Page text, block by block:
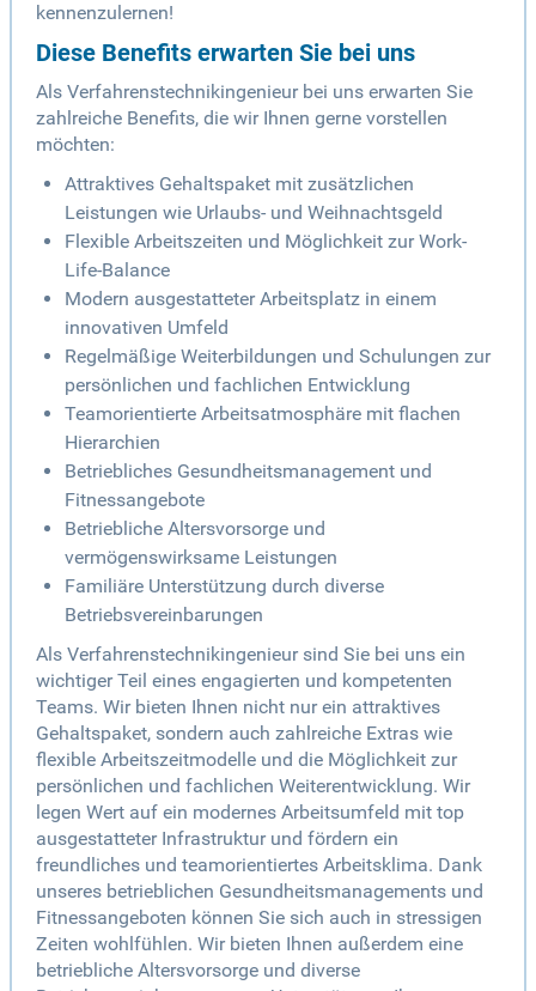
kennenzulernen!
Diese Benefits erwarten Sie bei uns
Als Verfahrenstechnikingenieur bei uns erwarten Sie
zahlreiche Benefits, die wir Ihnen gerne vorstellen
möchten:
Attraktives Gehaltspaket mit zusätzlichen
Leistungen wie Urlaubs- und Weihnachtsgeld
Flexible Arbeitszeiten und Möglichkeit zur Work-
Life-Balance
Modern ausgestatteter Arbeitsplatz in einem
innovativen Umfeld
Regelmäßige Weiterbildungen und Schulungen zur
persönlichen und fachlichen Entwicklung
Teamorientierte Arbeitsatmosphäre mit flachen
Hierarchien
Betriebliches Gesundheitsmanagement und
Fitnessangebote
Betriebliche Altersvorsorge und
vermögenswirksame Leistungen
Familiäre Unterstützung durch diverse
Betriebsvereinbarungen
Als Verfahrenstechnikingenieur sind Sie bei uns ein
wichtiger Teil eines engagierten und kompetenten
Teams. Wir bieten Ihnen nicht nur ein attraktives
Gehaltspaket, sondern auch zahlreiche Extras wie
flexible Arbeitszeitmodelle und die Möglichkeit zur
persönlichen und fachlichen Weiterentwicklung. Wir
legen Wert auf ein modernes Arbeitsumfeld mit top
ausgestatteter Infrastruktur und fördern ein
freundliches und teamorientiertes Arbeitsklima. Dank
unseres betrieblichen Gesundheitsmanagements und
Fitnessangeboten können Sie sich auch in stressigen
Zeiten wohlfühlen. Wir bieten Ihnen außerdem eine
betriebliche Altersvorsorge und diverse